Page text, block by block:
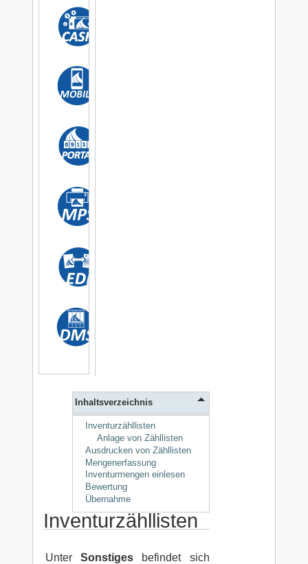
Inhaltsverzeichnis
Inventurzähllisten
Anlage von Zähllisten
Ausdrucken von Zähllisten
Mengenerfassung
Inventurmengen einlesen
Bewertung
Übernahme
Inventurzähllisten
UnterSonstiges befindet sich